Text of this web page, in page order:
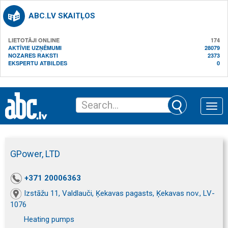
ABC.LV SKAITĻOS
LIETOTĀJI ONLINE
174
AKTĪVIE UZŅĒMUMI
28079
NOZARES RAKSTI
2373
EKSPERTU ATBILDES
0
Toggle
GPower, LTD
+371 20006363
Izstāžu 11, Valdlauči, Ķekavas pagasts, Ķekavas nov., LV-
1076
Heating pumps